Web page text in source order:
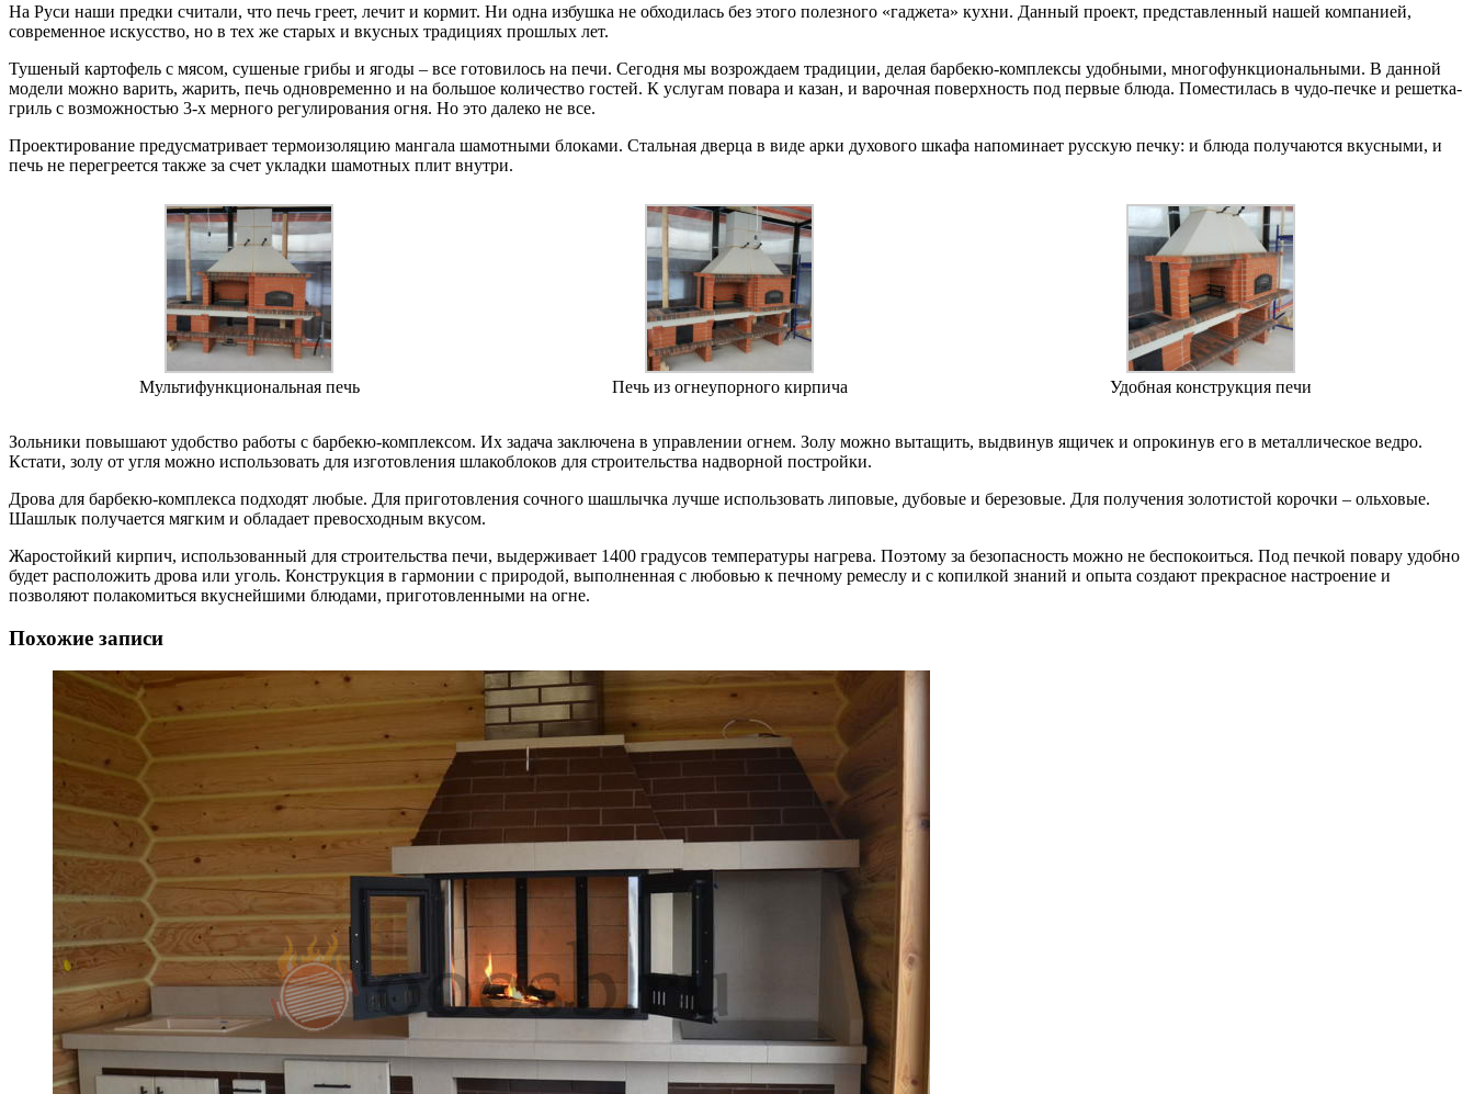
На Руси наши предки считали, что печь греет, лечит и кормит. Ни одна избушка не обходилась без этого полезного «гаджета» кухни. Данный проект, представленный нашей компанией,
современное искусство, но в тех же старых и вкусных традициях прошлых лет.
Тушеный картофель с мясом, сушеные грибы и ягоды – все готовилось на печи. Сегодня мы возрождаем традиции, делая барбекю-комплексы удобными, многофункциональными. В данной
модели можно варить, жарить, печь одновременно и на большое количество гостей. К услугам повара и казан, и варочная поверхность под первые блюда. Поместилась в чудо-печке и решетка-
гриль с возможностью 3-х мерного регулирования огня. Но это далеко не все.
Проектирование предусматривает термоизоляцию мангала шамотными блоками. Стальная дверца в виде арки духового шкафа напоминает русскую печку: и блюда получаются вкусными, и
печь не перегреется также за счет укладки шамотных плит внутри.
Мультифункциональная печь Печь из огнеупорного кирпича Удобная конструкция печи
Зольники повышают удобство работы с барбекю-комплексом. Их задача заключена в управлении огнем. Золу можно вытащить, выдвинув ящичек и опрокинув его в металлическое ведро.
Кстати, золу от угля можно использовать для изготовления шлакоблоков для строительства надворной постройки.
Дрова для барбекю-комплекса подходят любые. Для приготовления сочного шашлычка лучше использовать липовые, дубовые и березовые. Для получения золотистой корочки – ольховые.
Шашлык получается мягким и обладает превосходным вкусом.
Жаростойкий кирпич, использованный для строительства печи, выдерживает 1400 градусов температуры нагрева. Поэтому за безопасность можно не беспокоиться. Под печкой повару удобно
будет расположить дрова или уголь. Конструкция в гармонии с природой, выполненная с любовью к печному ремеслу и с копилкой знаний и опыта создают прекрасное настроение и
позволяют полакомиться вкуснейшими блюдами, приготовленными на огне.
Похожие записи